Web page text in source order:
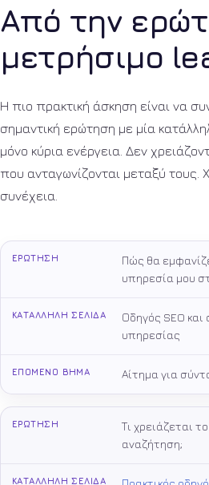
Από την
μετρήσιμο
Η πιο πρακτική άσκηση είναι να
σημαντική ερώτηση με μία
μόνο κύρια ενέργεια. Δεν
που ανταγωνίζονται μεταξύ τους.
συνέχεια.
Ερώτηση του πελάτη
Σελίδα που πρέπει να απαντά
Κατάλληλο επόμενο βήμα
Πώς θα
υπηρεσία μου
Οδηγός SEO και
υπηρεσίας
Αίτημα για
Τι χρειάζεται
αναζήτηση;